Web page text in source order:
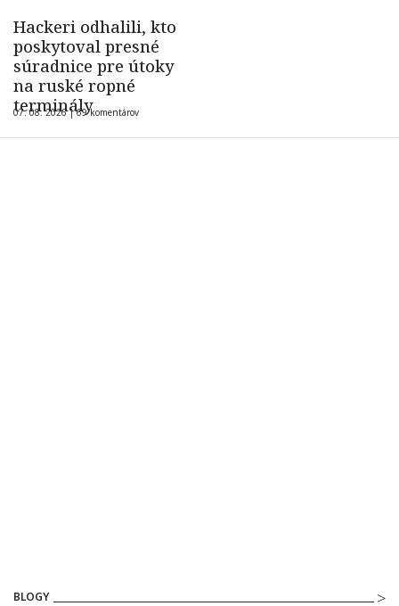
Hackeri odhalili, kto
poskytoval presné
súradnice pre útoky
na ruské ropné
terminály
07. 08. 2026 |69 komentárov
BLOGY